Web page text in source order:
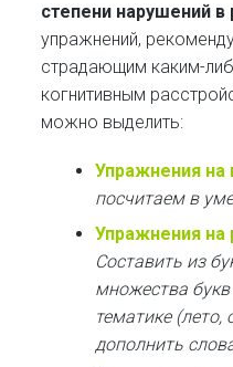
степени нарушений в
упражнений,
страдающим каким-
когнитивным
можно выделить:
Упражнения на
посчитаем в
Упражнения на
Составить из
множества
тематике (лето,
дополнить